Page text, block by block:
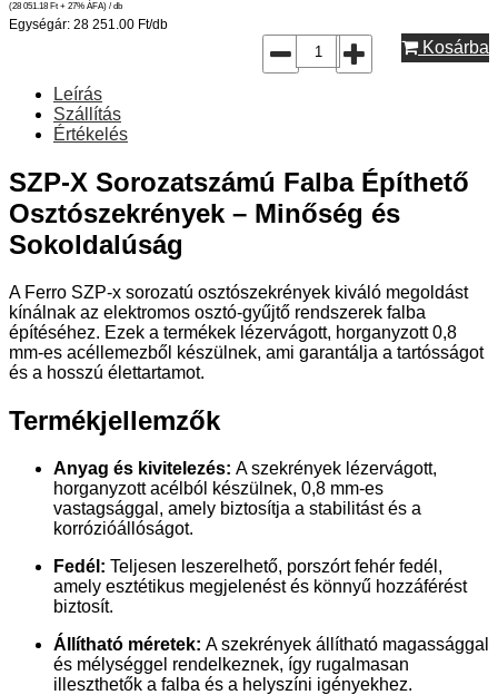
(28 051.18 Ft + 27% ÁFA) / db
Egységár: 28 251.00 Ft/db
Kosárba
Leírás
Szállítás
Értékelés
SZP-X Sorozatszámú Falba Építhető
Osztószekrények – Minőség és
Sokoldalúság
A Ferro SZP-x sorozatú osztószekrények kiváló megoldást
kínálnak az elektromos osztó-gyűjtő rendszerek falba
építéséhez. Ezek a termékek lézervágott, horganyzott 0,8
mm-es acéllemezből készülnek, ami garantálja a tartósságot
és a hosszú élettartamot.
Termékjellemzők
Anyag és kivitelezés: A szekrények lézervágott,
horganyzott acélból készülnek, 0,8 mm-es
vastagsággal, amely biztosítja a stabilitást és a
korrózióállóságot.
Fedél: Teljesen leszerelhető, porszórt fehér fedél,
amely esztétikus megjelenést és könnyű hozzáférést
biztosít.
Állítható méretek: A szekrények állítható magassággal
és mélységgel rendelkeznek, így rugalmasan
illeszthetők a falba és a helyszíni igényekhez.